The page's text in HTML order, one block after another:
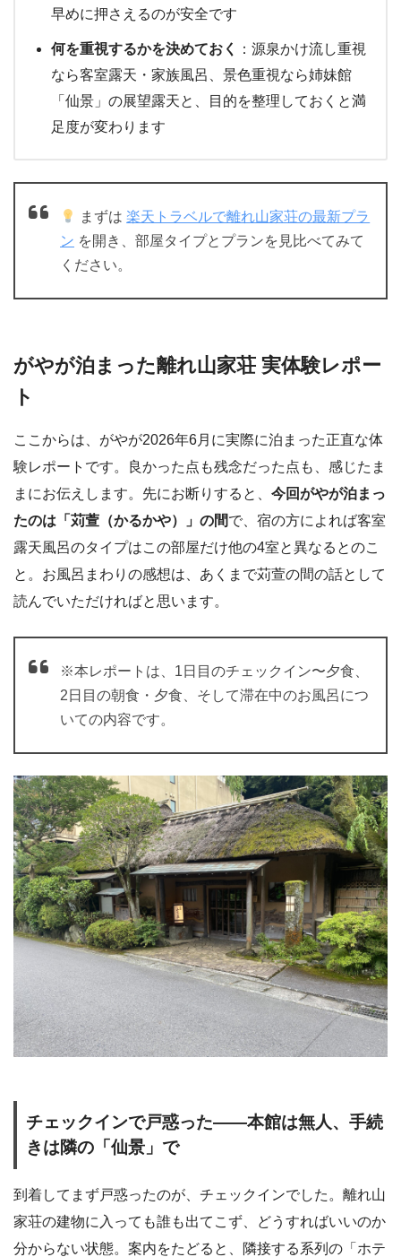
早めに押さえるのが安全です
何を重視するかを決めておく
：源泉かけ流し重視
なら客室露天・家族風呂、景色重視なら姉妹館
「仙景」の展望露天と、目的を整理しておくと満
足度が変わります
まずは楽天トラベルで離れ山家荘の最新プラ
ン を開き、部屋タイプとプランを見比べてみて
ください。
がやが泊まった離れ山家荘 実体験レポー
ト
ここからは、がやが2026年6月に実際に泊まった正直な体
験レポートです。良かった点も残念だった点も、感じたま
まにお伝えします。先にお断りすると、 今回がやが泊まっ
たのは「苅萱（かるかや）」の間で、宿の方によれば客室
露天風呂のタイプはこの部屋だけ他の4室と異なるとのこ
と。お風呂まわりの感想は、あくまで苅萱の間の話として
読んでいただければと思います。
※本レポートは、1日目のチェックイン〜夕食、
2日目の朝食・夕食、そして滞在中のお風呂につ
いての内容です。
チェックインで戸惑った――本館は無人、手続
きは隣の「仙景」で
到着してまず戸惑ったのが、チェックインでした。離れ山
家荘の建物に入っても誰も出てこず、どうすればいいのか
分からない状態。案内をたどると、隣接する系列の「ホテ